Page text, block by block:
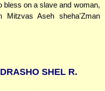
bless on a slave and woman,
Mitzvas Aseh sheha'Zman
SHEL R.